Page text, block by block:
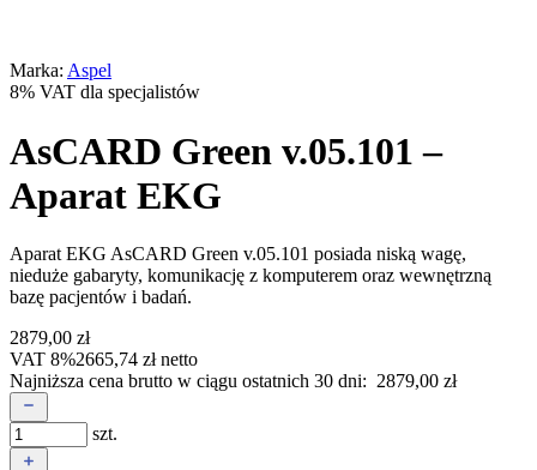
Marka: Aspel
8% VAT dla specjalistów
AsCARD Green v.05.101 –
Aparat EKG
Aparat EKG AsCARD Green v.05.101 posiada niską wagę,
nieduże gabaryty, komunikację z komputerem oraz wewnętrzną
bazę pacjentów i badań.
2879,00 zł
VAT 8%2665,74 złnetto
Najniższa cena brutto w ciągu ostatnich 30 dni: 2879,00 zł
szt.